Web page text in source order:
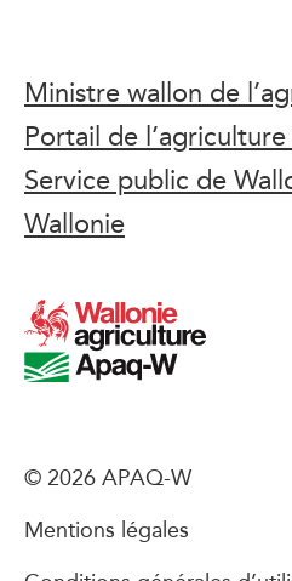
Ministre wallon de
Portail de
Service public de
Wallonie
© 2026 APAQ-W
Mentions légales